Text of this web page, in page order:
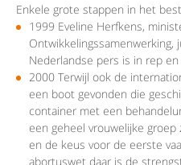
Enkele grote stappen in het
1999 Eveline Herfkens,
Nederlandse pers is in rep
2000 Terwijl ook de
een boot gevonden die
container met een
een geheel vrouwelijke
en de keus voor de eerste
abortuswet daar is de